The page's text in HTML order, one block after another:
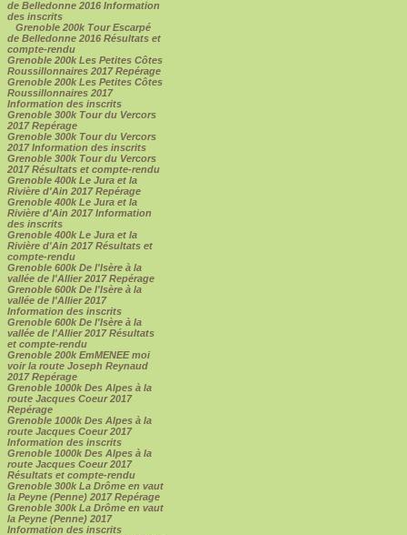
de Belledonne 2016 Information
des inscrits
Grenoble 200k Tour Escarpé
de Belledonne 2016 Résultats et
compte-rendu
Grenoble 200k Les Petites Côtes
Roussillonnaires 2017 Repérage
Grenoble 200k Les Petites Côtes
Roussillonnaires 2017
Information des inscrits
Grenoble 300k Tour du Vercors
2017 Repérage
Grenoble 300k Tour du Vercors
2017 Information des inscrits
Grenoble 300k Tour du Vercors
2017 Résultats et compte-rendu
Grenoble 400k Le Jura et la
Rivière d'Ain 2017 Repérage
Grenoble 400k Le Jura et la
Rivière d'Ain 2017 Information
des inscrits
Grenoble 400k Le Jura et la
Rivière d'Ain 2017 Résultats et
compte-rendu
Grenoble 600k De l'Isère à la
vallée de l'Allier 2017 Repérage
Grenoble 600k De l'Isère à la
vallée de l'Allier 2017
Information des inscrits
Grenoble 600k De l'Isère à la
vallée de l'Allier 2017 Résultats
et compte-rendu
Grenoble 200k EmMENEE moi
voir la route Joseph Reynaud
2017 Repérage
Grenoble 1000k Des Alpes à la
route Jacques Coeur 2017
Repérage
Grenoble 1000k Des Alpes à la
route Jacques Coeur 2017
Information des inscrits
Grenoble 1000k Des Alpes à la
route Jacques Coeur 2017
Résultats et compte-rendu
Grenoble 300k La Drôme en vaut
la Peyne (Penne) 2017 Repérage
Grenoble 300k La Drôme en vaut
la Peyne (Penne) 2017
Information des inscrits